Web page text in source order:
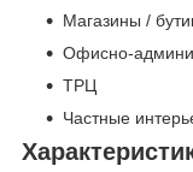
Магазины /
Офисно-
ТРЦ
Частные